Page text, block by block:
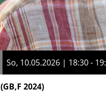
So, 10.05.2026 | 18:30 -
(GB,F 2024)